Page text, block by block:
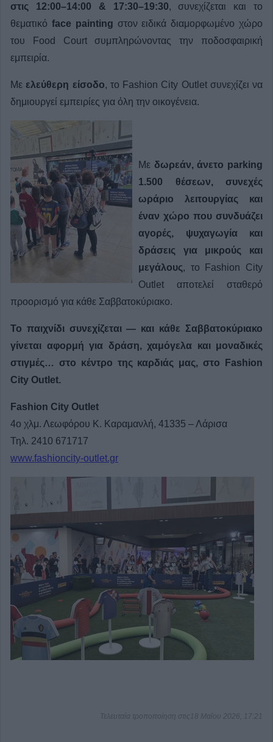
στις 12:00–14:00 & 17:30–19:30, συνεχίζεται και το
θεματικό face painting στον ειδικά διαμορφωμένο χώρο
του Food Court συμπληρώνοντας την ποδοσφαιρική
εμπειρία.
Με ελεύθερη είσοδο, το Fashion City Outlet συνεχίζει να
δημιουργεί εμπειρίες για όλη την οικογένεια.
Με δωρεάν, άνετο parking
1.500 θέσεων, συνεχές
ωράριο λειτουργίας και
έναν χώρο που συνδυάζει
αγορές, ψυχαγωγία και
δράσεις για μικρούς και
μεγάλους, το Fashion City
Outlet αποτελεί σταθερό
προορισμό για κάθε Σαββατοκύριακο.
Το παιχνίδι συνεχίζεται — και κάθε Σαββατοκύριακο
γίνεται αφορμή για δράση, χαμόγελα και μοναδικές
στιγμές… στο κέντρο της καρδιάς μας, στο Fashion
City Outlet.
Fashion City Outlet
4ο χλμ. Λεωφόρου Κ. Καραμανλή, 41335 – Λάρισα
Τηλ. 2410 671717
www.fashioncity-outlet.gr
Τελευταία τροποποίηση στις18 Μαΐου 2026, 17:21